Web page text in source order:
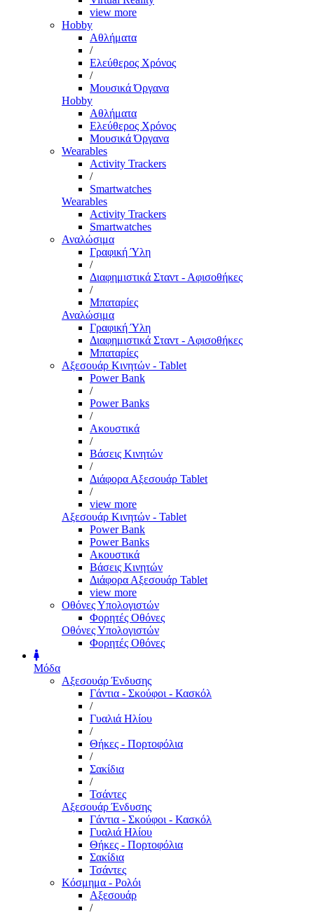
view more
Hobby
Αθλήματα
/
Ελεύθερος Χρόνος
/
Μουσικά Όργανα
Hobby
Αθλήματα
Ελεύθερος Χρόνος
Μουσικά Όργανα
Wearables
Activity Trackers
/
Smartwatches
Wearables
Activity Trackers
Smartwatches
Αναλώσιμα
Γραφική Ύλη
/
Διαφημιστικά Σταντ - Αφισοθήκες
/
Μπαταρίες
Αναλώσιμα
Γραφική Ύλη
Διαφημιστικά Σταντ - Αφισοθήκες
Μπαταρίες
Αξεσουάρ Κινητών - Tablet
Power Bank
/
Power Banks
/
Ακουστικά
/
Βάσεις Κινητών
/
Διάφορα Αξεσουάρ Tablet
/
view more
Αξεσουάρ Κινητών - Tablet
Power Bank
Power Banks
Ακουστικά
Βάσεις Κινητών
Διάφορα Αξεσουάρ Tablet
view more
Οθόνες Υπολογιστών
Φορητές Οθόνες
Οθόνες Υπολογιστών
Φορητές Οθόνες
Μόδα
Αξεσουάρ Ένδυσης
Γάντια - Σκούφοι - Κασκόλ
/
Γυαλιά Ηλίου
/
Θήκες - Πορτοφόλια
/
Σακίδια
/
Τσάντες
Αξεσουάρ Ένδυσης
Γάντια - Σκούφοι - Κασκόλ
Γυαλιά Ηλίου
Θήκες - Πορτοφόλια
Σακίδια
Τσάντες
Κόσμημα - Ρολόι
Αξεσουάρ
/